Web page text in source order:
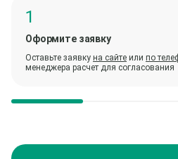
Оформите заявку
Оставьте заявку на сайте или по
менеджера расчет для согласования